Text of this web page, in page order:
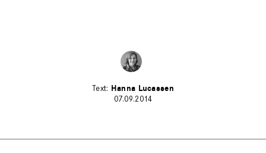
Hanna Lucassen
07.09.2014